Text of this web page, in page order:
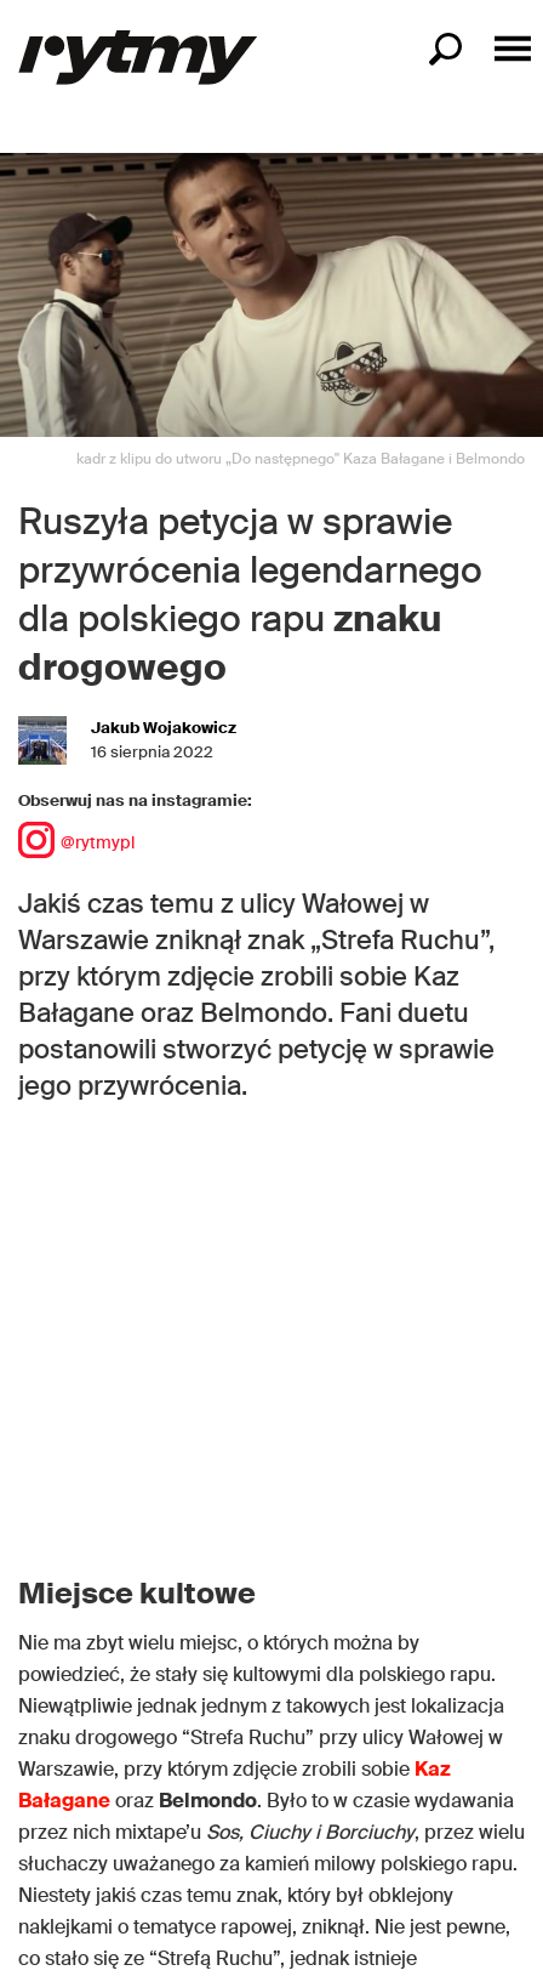
kadr z klipu do utworu „Do następnego" Kaza Bałagane i Belmondo
Ruszyła petycja w sprawie
przywrócenia legendarnego
dla polskiego rapu znaku
drogowego
Jakub Wojakowicz
16 sierpnia 2022
Obserwuj nas na instagramie:
@rytmypl
Jakiś czas temu z ulicy Wałowej w
Warszawie zniknął znak „Strefa Ruchu”,
przy którym zdjęcie zrobili sobie Kaz
Bałagane oraz Belmondo. Fani duetu
postanowili stworzyć petycję w sprawie
jego przywrócenia.
Miejsce kultowe
Nie ma zbyt wielu miejsc, o których można by
powiedzieć, że stały się kultowymi dla polskiego rapu.
Niewątpliwie jednak jednym z takowych jest lokalizacja
znaku drogowego “Strefa Ruchu” przy ulicy Wałowej w
Warszawie, przy którym zdjęcie zrobili sobie Kaz
Bałaganeoraz Belmondo. Było to w czasie wydawania
przez nich mixtape’u Sos, Ciuchy i Borciuchy, przez wielu
słuchaczy uważanego za kamień milowy polskiego rapu.
Niestety jakiś czas temu znak, który był obklejony
naklejkami o tematyce rapowej, zniknął. Nie jest pewne,
co stało się ze “Strefą Ruchu”, jednak istnieje